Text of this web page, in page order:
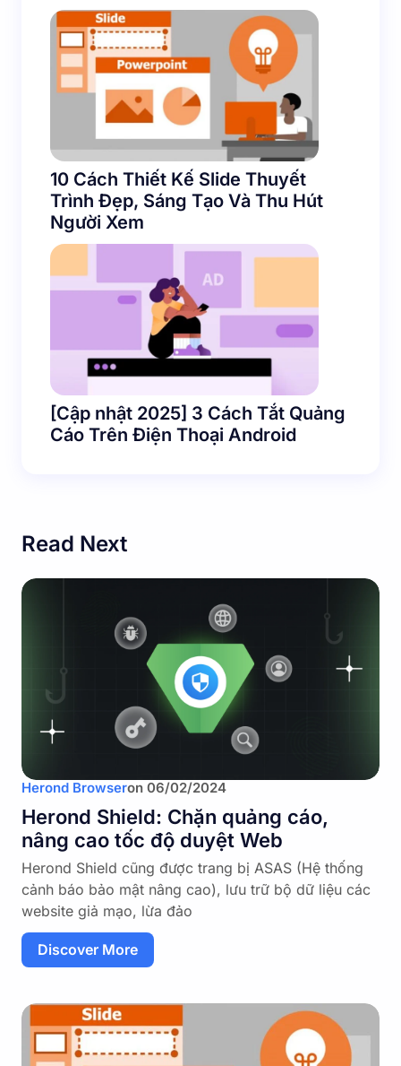
10 Cách Thiết Kế Slide Thuyết
Trình Đẹp, Sáng Tạo Và Thu Hút
Người Xem
[Cập nhật 2025] 3 Cách Tắt Quảng
Cáo Trên Điện Thoại Android
Read Next
Herond Browseron 06/02/2024
Herond Shield: Chặn quảng cáo,
nâng cao tốc độ duyệt Web
Herond Shield cũng được trang bị ASAS (Hệ thống
cảnh báo bảo mật nâng cao), lưu trữ bộ dữ liệu các
website giả mạo, lừa đảo
Discover More